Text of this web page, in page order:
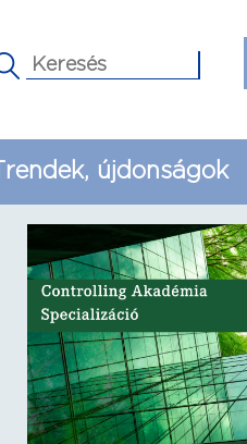
Trendek, újdonságok